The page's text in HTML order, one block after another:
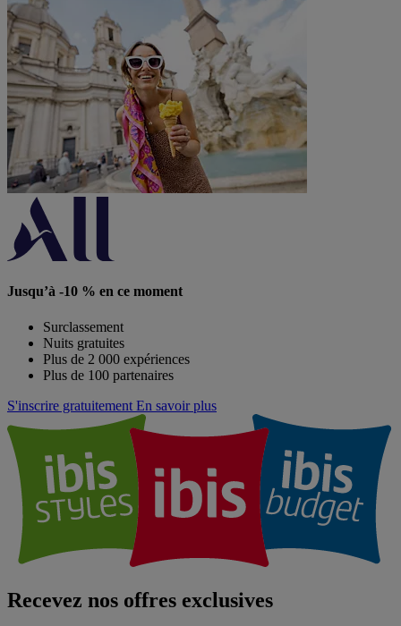
Jusqu’à -10 % en ce moment
Surclassement
Nuits gratuites
Plus de 2 000 expériences
Plus de 100 partenaires
S'inscrire gratuitement En savoir plus
Recevez nos offres exclusives